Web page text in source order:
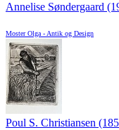
Annelise Søndergaard
Moster Olga - Antik og Design
Poul S. Christiansen